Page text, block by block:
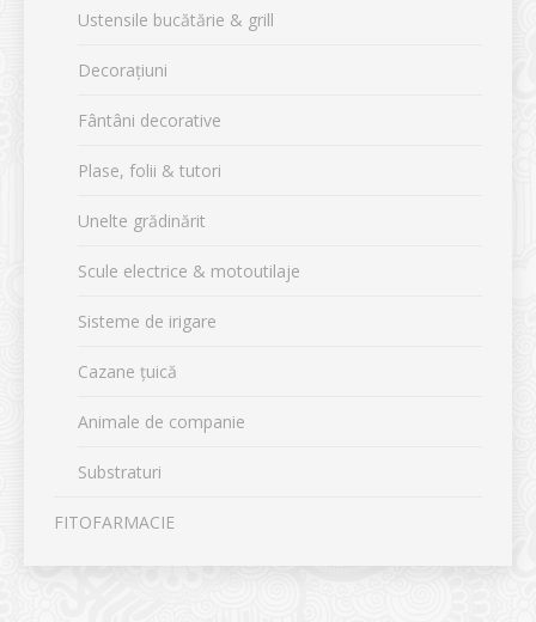
Ustensile bucătărie & grill
Decorațiuni
Fântâni decorative
Plase, folii & tutori
Unelte grădinărit
Scule electrice & motoutilaje
Sisteme de irigare
Cazane țuică
Animale de companie
Substraturi
FITOFARMACIE